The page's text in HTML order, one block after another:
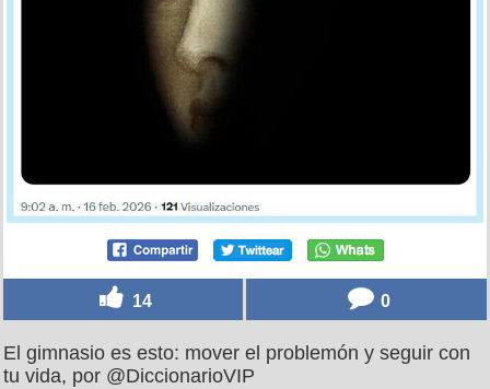
14 0
El gimnasio es esto: mover el problemón y seguir con
tu vida, por @DiccionarioVIP